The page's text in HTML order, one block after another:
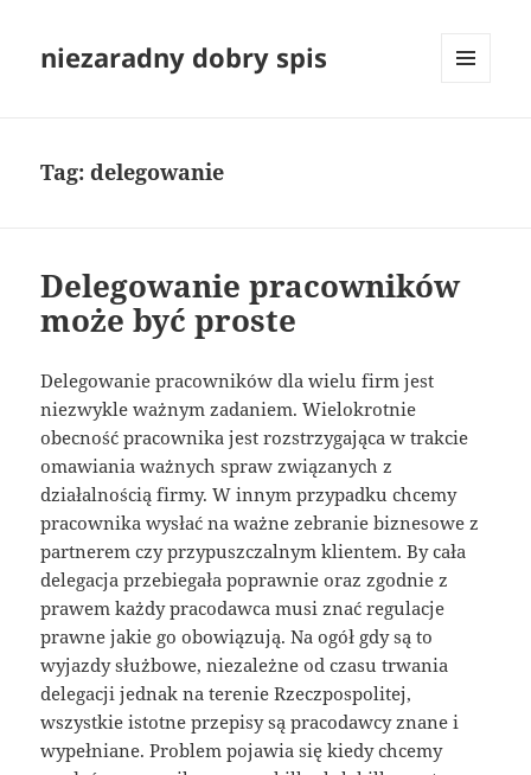
niezaradny dobry spis
Tag:delegowanie
Delegowanie pracowników
może być proste
Delegowanie pracowników dla wielu firm jest
niezwykle ważnym zadaniem. Wielokrotnie
obecność pracownika jest rozstrzygająca w trakcie
omawiania ważnych spraw związanych z
działalnością firmy. W innym przypadku chcemy
pracownika wysłać na ważne zebranie biznesowe z
partnerem czy przypuszczalnym klientem. By cała
delegacja przebiegała poprawnie oraz zgodnie z
prawem każdy pracodawca musi znać regulacje
prawne jakie go obowiązują. Na ogół gdy są to
wyjazdy służbowe, niezależne od czasu trwania
delegacji jednak na terenie Rzeczpospolitej,
wszystkie istotne przepisy są pracodawcy znane i
wypełniane. Problem pojawia się kiedy chcemy